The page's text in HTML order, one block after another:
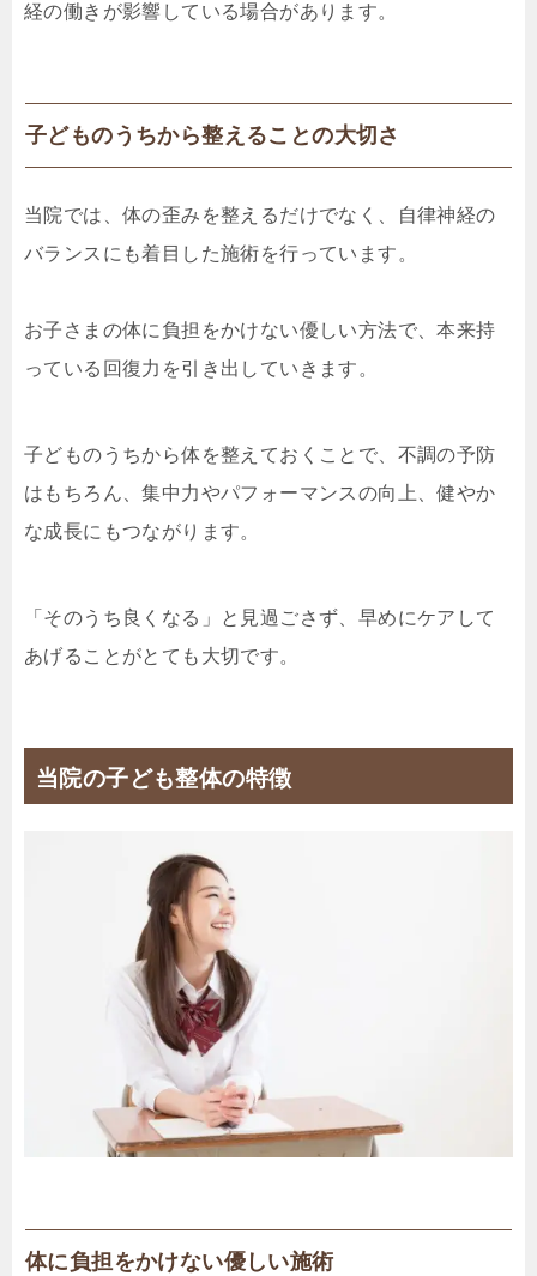
経の働きが影響している場合があります。
子どものうちから整えることの大切さ
当院では、体の歪みを整えるだけでなく、自律神経の
バランスにも着目した施術を行っています。
お子さまの体に負担をかけない優しい方法で、本来持
っている回復力を引き出していきます。
子どものうちから体を整えておくことで、不調の予防
はもちろん、集中力やパフォーマンスの向上、健やか
な成長にもつながります。
「そのうち良くなる」と見過ごさず、早めにケアして
あげることがとても大切です。
当院の子ども整体の特徴
体に負担をかけない優しい施術